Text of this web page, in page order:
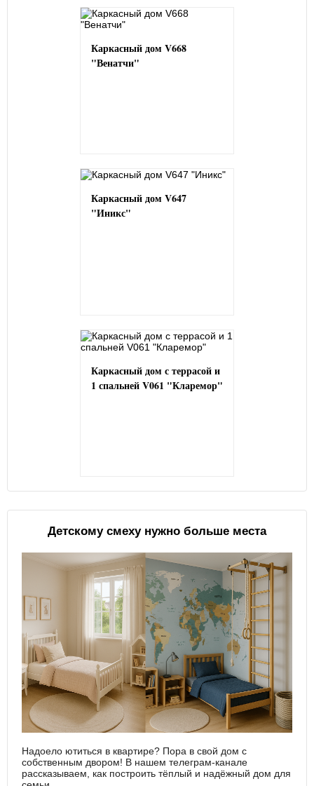
Каркасный дом V668
"Венатчи"
Каркасный дом V647
"Иникс"
Каркасный дом с террасой и
1 спальней V061 "Кларемор"
Детскому смеху нужно больше места
Надоело ютиться в квартире? Пора в свой дом с
собственным двором! В нашем телеграм-канале
рассказываем, как построить тёплый и надёжный дом для